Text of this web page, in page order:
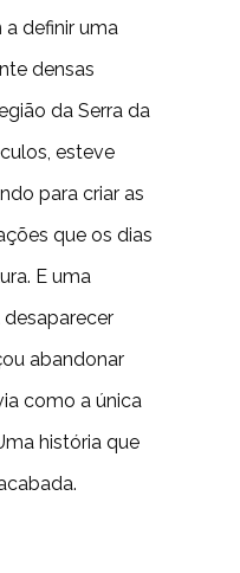
definir uma
densas
da Serra da
esteve
para criar as
que os dias
E uma
abandonar
como a única
história que